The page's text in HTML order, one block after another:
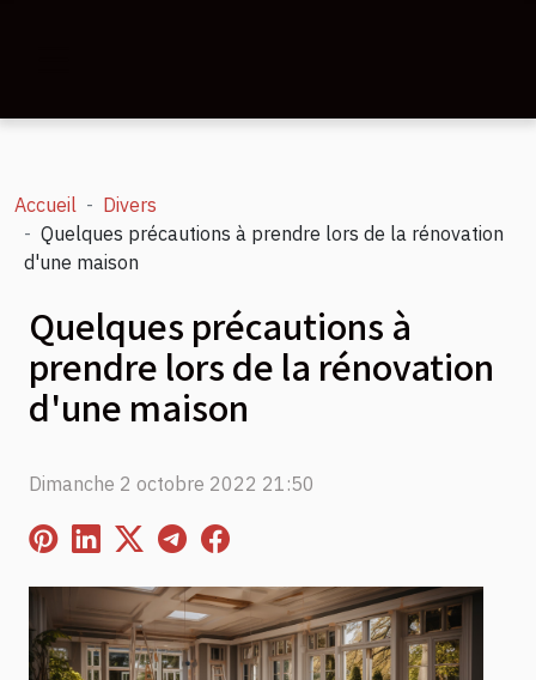
Accueil
Divers
Quelques précautions à prendre lors de la rénovation
d'une maison
Quelques précautions à
prendre lors de la rénovation
d'une maison
Dimanche 2 octobre 2022 21:50